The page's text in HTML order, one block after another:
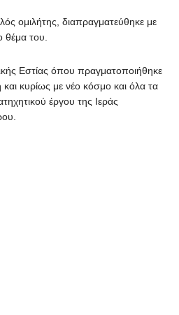
ομιλήτης, διαπραγματεύθηκε με
θέμα του.
Εστίας όπου πραγματοποιήθηκε
και κυρίως με νέο κόσμο και όλα τα
έργου της Ιεράς